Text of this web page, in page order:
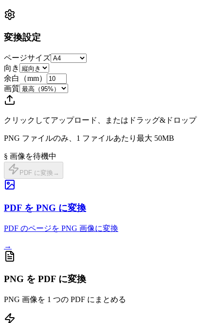
変換設定
ページサイズ
向き
余白（mm）
画質
クリックしてアップロード、またはドラッグ&ドロップ
PNG ファイルのみ、1 ファイルあたり最大 50MB
§ 画像を待機中
PDF に変換 →
PDF を PNG に変換
PDF のページを PNG 画像に変換
→
PNG を PDF に変換
PNG 画像を 1 つの PDF にまとめる